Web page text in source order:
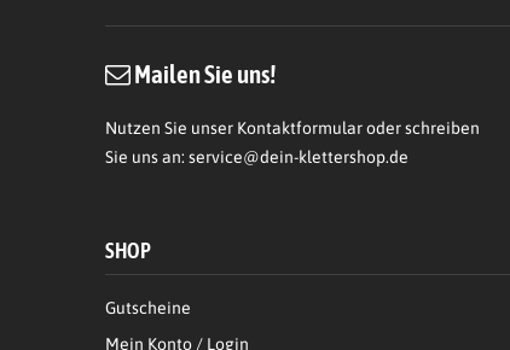
Mailen Sie uns!
Nutzen Sie unser Kontaktformular oder schreiben
Sie uns an: service@dein-klettershop.de
SHOP
Gutscheine
Mein Konto / Login